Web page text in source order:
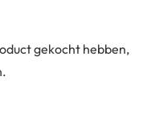
gekocht hebben,